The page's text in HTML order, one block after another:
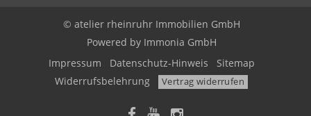
© atelier rheinruhr Immobilien GmbH
Powered by Immonia GmbH
Impressum
Datenschutz-Hinweis
Sitemap
Widerrufsbelehrung
Vertrag widerrufen